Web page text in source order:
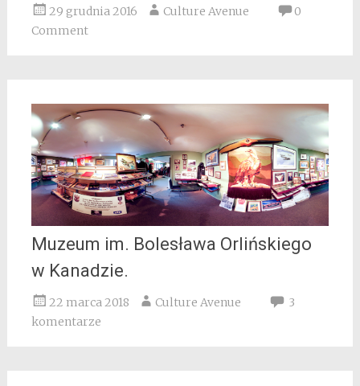
29 grudnia 2016 Culture Avenue
0
Comment
Muzeum im. Bolesława Orlińskiego
w Kanadzie.
22 marca 2018 Culture Avenue
3
komentarze